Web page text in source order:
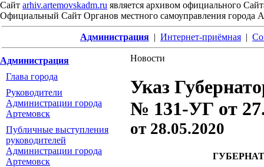
Сайт arhiv.artemovskadm.ru является архивом официального
Официальный Сайт Органов местного самоуправления города
Администрация | Интернет-приёмная |
Администрация
Глава города
Руководители
Администрации города
Артемовск
Публичные выступления
руководителей
Администрации города
Артемовск
Новости
Указ
№ 131-УГ от
от 28.05.2020